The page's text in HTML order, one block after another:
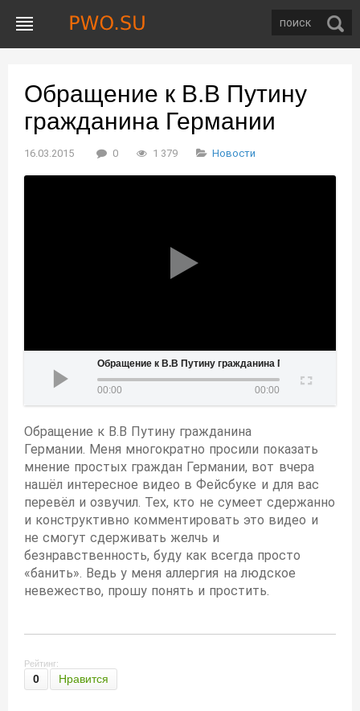
Обращение к В.В Путину
гражданина Германии
16.03.2015 0 1 379 Новости
Обращение к В.В Путину гражданина Германии
00:00 00:00
Обращение к В.В Путину гражданина
Германии. Меня многократно просили показать
мнение простых граждан Германии, вот вчера
нашёл интересное видео в Фейсбуке и для вас
перевёл и озвучил. Тех, кто не сумеет сдержанно
и конструктивно комментировать это видео и
не смогут сдерживать желчь и
безнравственность, буду как всегда просто
«банить». Ведь у меня аллергия на людское
невежество, прошу понять и простить.
Рейтинг:
0 Нравится